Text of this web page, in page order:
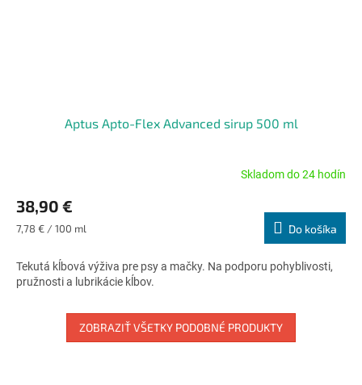
Aptus Apto-Flex Advanced sirup 500 ml
produktu
je
4,3
5
hviezdičiek.
Skladom do 24 hodín
38,90 €
Jednotková
7,78 € / 100 ml Do košíka
Tekutá kĺbová výživa pre psy a mačky. Na podporu pohyblivosti,
pružnosti a lubrikácie kĺbov.
ZOBRAZIŤ VŠETKY PODOBNÉ PRODUKTY